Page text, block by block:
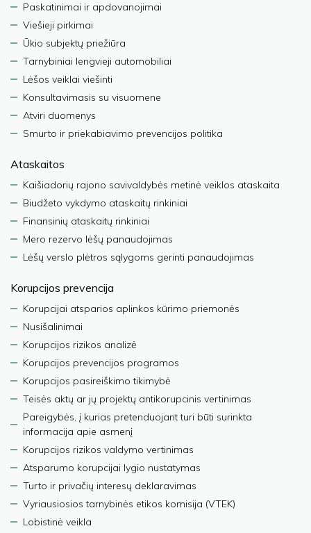
Paskatinimai ir apdovanojimai
Viešieji pirkimai
Ūkio subjektų priežiūra
Tarnybiniai lengvieji automobiliai
Lėšos veiklai viešinti
Konsultavimasis su visuomene
Atviri duomenys
Smurto ir priekabiavimo prevencijos politika
Ataskaitos
Kaišiadorių rajono savivaldybės metinė veiklos ataskaita
Biudžeto vykdymo ataskaitų rinkiniai
Finansinių ataskaitų rinkiniai
Mero rezervo lėšų panaudojimas
Lėšų verslo plėtros sąlygoms gerinti panaudojimas
Korupcijos prevencija
Korupcijai atsparios aplinkos kūrimo priemonės
Nusišalinimai
Korupcijos rizikos analizė
Korupcijos prevencijos programos
Korupcijos pasireiškimo tikimybė
Teisės aktų ar jų projektų antikorupcinis vertinimas
Pareigybės, į kurias pretenduojant turi būti surinkta
informacija apie asmenį
Korupcijos rizikos valdymo vertinimas
Atsparumo korupcijai lygio nustatymas
Turto ir privačių interesų deklaravimas
Vyriausiosios tarnybinės etikos komisija (VTEK)
Lobistinė veikla